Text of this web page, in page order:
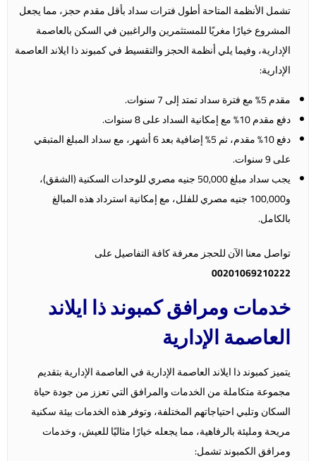
تشمل الأنظمة المتاحة أطول فترات سداد بأقل مقدم حجز، مما يجعل
المشروع خيارًا مغريًا للمستثمرين والراغبين في السكن بالعاصمة
الإدارية، وفيما يلي أنظمة الحجز والتقسيط في كمبوند ذا ايلاند العاصمة
الإدارية:
مقدم 5% مع فترة سداد تمتد إلى 7 سنوات.
دفع مقدم 10% مع إمكانية السداد على 8 سنوات.
دفع 10% مقدم، ثم 5% إضافية بعد 6 أشهر، مع سداد المبلغ المتبقي
على 9 سنوات.
يجب سداد مبلغ 50,000 جنيه مصري للوحدات السكنية (الشقق)،
و100,000 جنيه مصري للفلل، مع إمكانية استرداد هذه المبالغ
بالكامل.
تواصل معنا الآن للحجز معرفة كافة التفاصيل على
00201069210222
خدمات ومرافق كمبوند ذا ايلاند
العاصمة الإدارية
يتميز كمبوند ذا ايلاند العاصمة الإدارية في العاصمة الإدارية بتقديم
مجموعة متكاملة من الخدمات والمرافق التي تعزز من جودة حياة
السكان وتلبي احتياجاتهم المختلفة، وتوفر هذه الخدمات بيئة سكنية
مريحة ومليئة بالرفاهية، مما يجعله خيارًا مثاليًا للعيش، وخدمات
ومرافق الكمبوند تشمل: